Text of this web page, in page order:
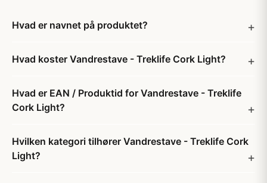
Hvad er navnet på produktet?
Hvad koster Vandrestave - Treklife Cork Light?
Hvad er EAN / Produktid for Vandrestave - Treklife
Cork Light?
Hvilken kategori tilhører Vandrestave - Treklife Cork
Light?